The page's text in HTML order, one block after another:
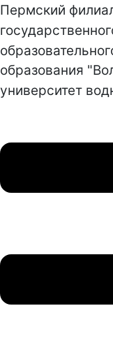
Пермский
образования
университет